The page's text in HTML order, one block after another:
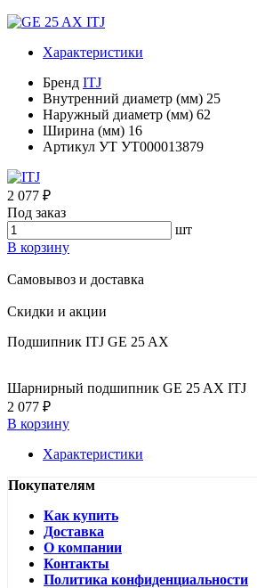
Характеристики
Бренд ITJ
Внутренний диаметр (мм) 25
Наружный диаметр (мм) 62
Ширина (мм) 16
Артикул УТ УТ000013879
2 077 ₽
Под заказ
шт
В корзину
Самовывоз и доставка
Скидки и акции
Подшипник ITJ GE 25 AX
Шарнирный подшипник GE 25 AX ITJ
2 077 ₽
В корзину
Характеристики
Покупателям
Как купить
Доставка
О компании
Контакты
Политика конфиденциальности